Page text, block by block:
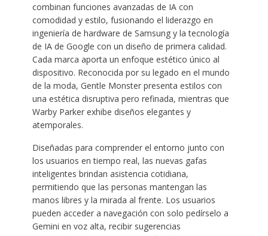
combinan funciones avanzadas de IA con
comodidad y estilo, fusionando el liderazgo en
ingeniería de hardware de Samsung y la tecnología
de IA de Google con un diseño de primera calidad.
Cada marca aporta un enfoque estético único al
dispositivo. Reconocida por su legado en el mundo
de la moda, Gentle Monster presenta estilos con
una estética disruptiva pero refinada, mientras que
Warby Parker exhibe diseños elegantes y
atemporales.
Diseñadas para comprender el entorno junto con
los usuarios en tiempo real, las nuevas gafas
inteligentes brindan asistencia cotidiana,
permitiendo que las personas mantengan las
manos libres y la mirada al frente. Los usuarios
pueden acceder a navegación con solo pedírselo a
Gemini en voz alta, recibir sugerencias